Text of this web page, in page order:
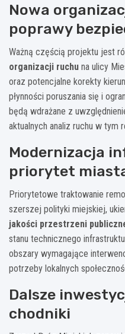
Nowa
poprawy
Ważną częścią projektu jest
organizacji ruchu na ulicy
oraz potencjalne korekty
płynności poruszania się i
będą wdrażane z
aktualnych analiz ruchu w tym
Modernizacja
priorytet
Priorytetowe traktowanie
szerszej polityki miejskiej,
jakości przestrzeni
stanu technicznego
obszary wymagające
potrzeby lokalnych
Dalsze
chodniki